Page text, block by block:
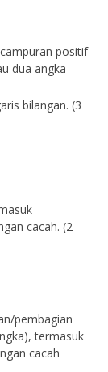
positif
dua angka
bilangan. (3
cacah. (2
pembagian
termasuk
cacah